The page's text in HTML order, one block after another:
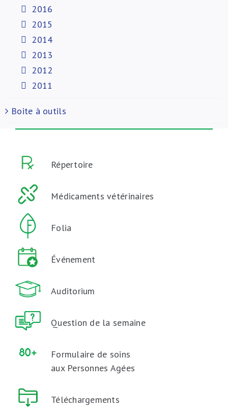
2016
2015
2014
2013
2012
2011
Boite à outils
Répertoire
Médicaments vétérinaires
Folia
Événement
Auditorium
Question de la semaine
Formulaire de soins
aux Personnes Agées
Téléchargements